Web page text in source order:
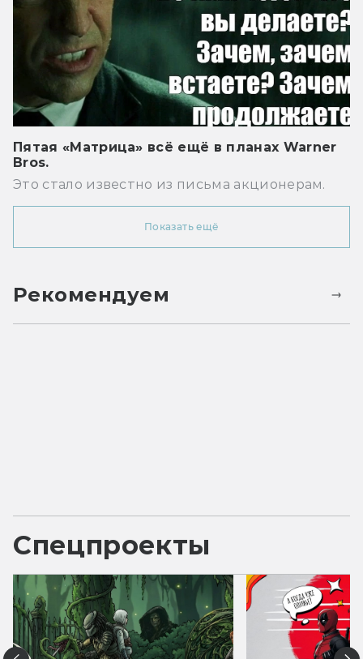
Пятая «Матрица» всё ещё в планах Warner
Bros.
Это стало известно из письма акционерам.
Показать ещё
Рекомендуем
Спецпроекты